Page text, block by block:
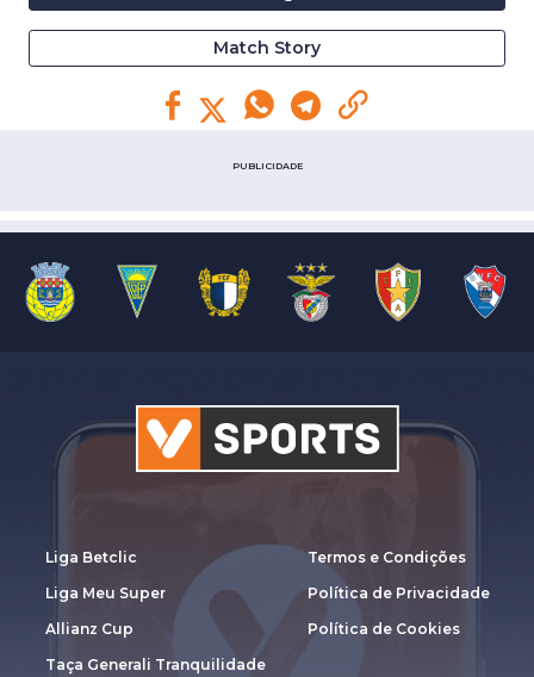
Match Story
PUBLICIDADE
Liga Betclic
Liga Meu Super
Allianz Cup
Taça Generali Tranquilidade
Termos e Condições
Política de Privacidade
Política de Cookies